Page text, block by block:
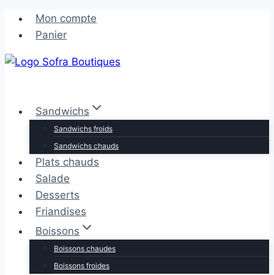
Aller
contenu
Aller
contenu
Mon compte
Panier
Sandwichs
Sandwichs froids
Sandwichs chauds
Plats chauds
Salade
Desserts
Friandises
Boissons
Boissons chaudes
Boissons froides